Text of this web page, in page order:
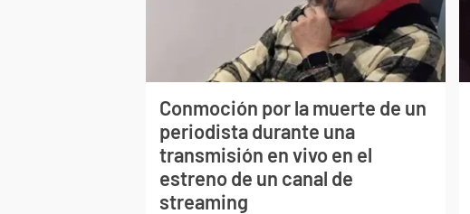
Conmoción por la muerte de un
periodista durante una
transmisión en vivo en el
estreno de un canal de
streaming